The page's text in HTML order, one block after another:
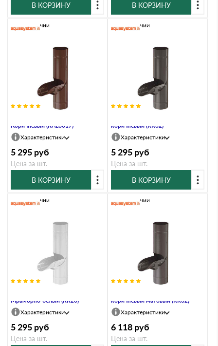
В КОРЗИНУ
В КОРЗИНУ
Коричневый (RAL8017)
В наличии
Характеристики
5 295 руб
Цена за шт.
В КОРЗИНУ
коричневый (RR32)
В наличии
Характеристики
5 295 руб
Цена за шт.
В КОРЗИНУ
Мраморно-белый (RR20)
В наличии
Характеристики
5 295 руб
Цена за шт.
коричневый матовый (RR32)
В наличии
Характеристики
6 118 руб
Цена за шт.